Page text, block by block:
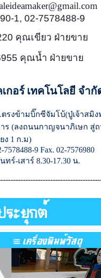
1, 02-7578488-9
คุณเขียว ฝ่ายขาย
คุณน้ำ ฝ่ายขาย
กอร์ เทคโนโลยี จำกั
ตรงข้ามบิ๊กซีจัมโบ้(ปู่เจ้าสมิง
าร (ลงถนนกาญจนาภิเษก สู่
ง 1 ก.ม)
7578488-9 Fax. 02-7576980
ร์-เสาร์ 8.30-17.30 น.